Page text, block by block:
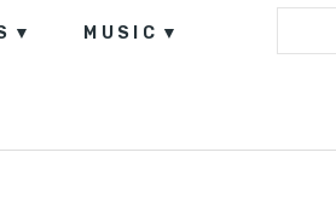
MUSIC